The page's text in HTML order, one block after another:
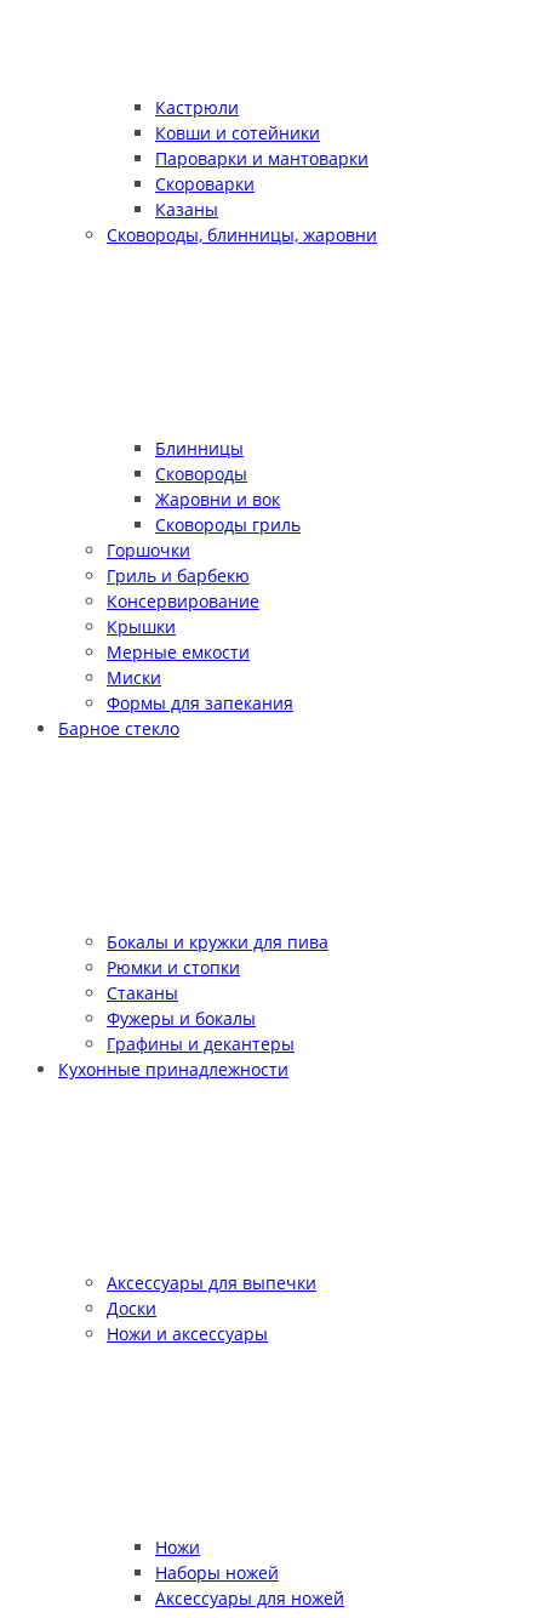
Кастрюли
Ковши и сотейники
Пароварки и мантоварки
Скороварки
Казаны
Сковороды, блинницы, жаровни
Блинницы
Сковороды
Жаровни и вок
Сковороды гриль
Горшочки
Гриль и барбекю
Консервирование
Крышки
Мерные емкости
Миски
Формы для запекания
Барное стекло
Бокалы и кружки для пива
Рюмки и стопки
Стаканы
Фужеры и бокалы
Графины и декантеры
Кухонные принадлежности
Аксессуары для выпечки
Доски
Ножи и аксессуары
Ножи
Наборы ножей
Аксессуары для ножей